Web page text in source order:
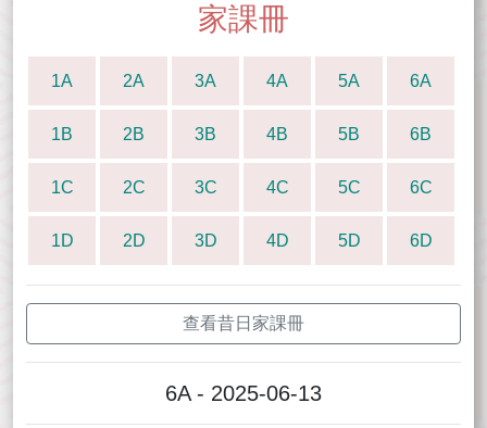
家課冊
1A 2A 3A 4A 5A 6A
1B 2B 3B 4B 5B 6B
1C 2C 3C 4C 5C 6C
1D 2D 3D 4D 5D 6D
查看昔日家課冊
6A - 2025-06-13